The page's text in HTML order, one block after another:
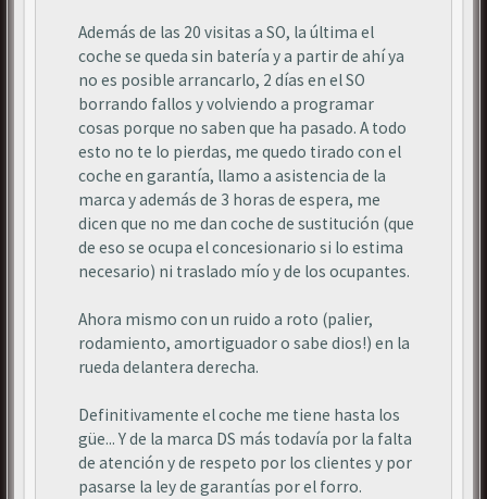
Además de las 20 visitas a SO, la última el
coche se queda sin batería y a partir de ahí ya
no es posible arrancarlo, 2 días en el SO
borrando fallos y volviendo a programar
cosas porque no saben que ha pasado. A todo
esto no te lo pierdas, me quedo tirado con el
coche en garantía, llamo a asistencia de la
marca y además de 3 horas de espera, me
dicen que no me dan coche de sustitución (que
de eso se ocupa el concesionario si lo estima
necesario) ni traslado mío y de los ocupantes.
Ahora mismo con un ruido a roto (palier,
rodamiento, amortiguador o sabe dios!) en la
rueda delantera derecha.
Definitivamente el coche me tiene hasta los
güe... Y de la marca DS más todavía por la falta
de atención y de respeto por los clientes y por
pasarse la ley de garantías por el forro.